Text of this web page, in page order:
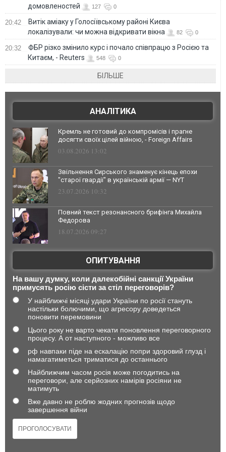
домовленостей 127 0
20:42
Витік аміаку у Голосіївському районі Києва
локалізували: чи можна відкривати вікна
82 0
20:32
ФБР різко змінило курс і почало співпрацю з Росією та
Китаєм, - Reuters
548 0
БІЛЬШЕ
АНАЛІТИКА
Кремль не готовий до компромісів і прагне
досягти своїх цілей війною, - Foreign Affairs
03.08.2026 13:02
Звільнення Сирського знаменує кінець епохи
"старої гвардії" в українській армії — NYT
23.07.2026 10:32
Повний текст резонансного брифінга Михайла
Федорова
18.07.2026 09:27
ОПИТУВАННЯ
На вашу думку, коли далекобійні санкції України
примусять росію сісти за стіл переговорів?
У найближчі місяці удари України по росії стануть
настільки болючими, що агресору доведеться
поновити перемовини
Цього року не варто чекати поновлення переговорного
процесу. А от наступного - можливо все
рф навпаки піде на ескалацію попри здоровий глузд і
намагатиметься триматися до останнього
Найближчим часом росія може погодитись на
переговори, але серйозних намірів росіяни не
матимуть
Вже давно не роблю жодних прогнозів щодо
завершення війни